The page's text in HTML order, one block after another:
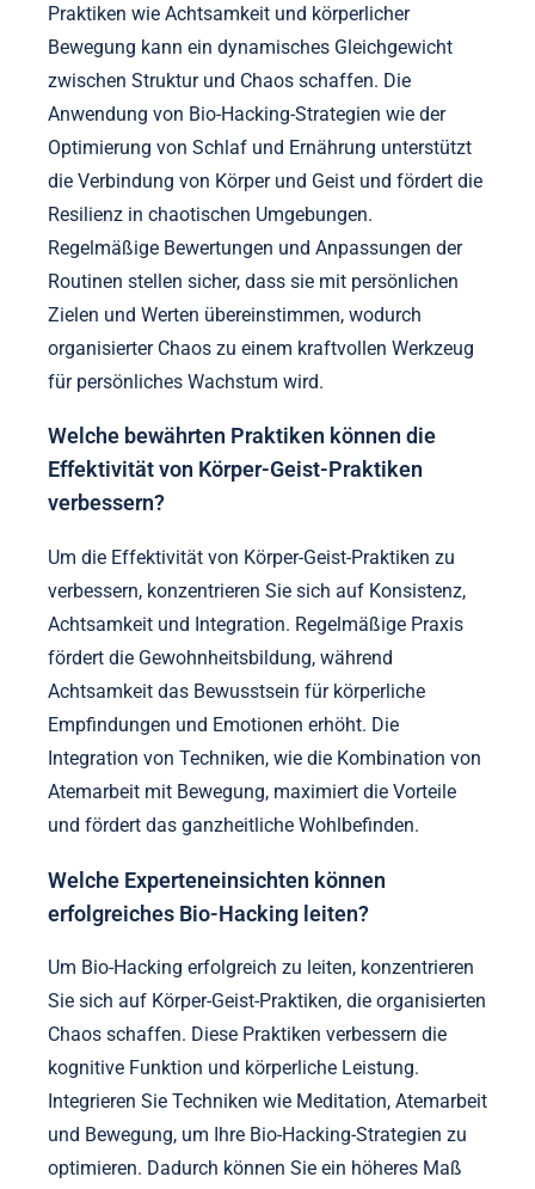
Praktiken wie Achtsamkeit und körperlicher
Bewegung kann ein dynamisches Gleichgewicht
zwischen Struktur und Chaos schaffen. Die
Anwendung von Bio-Hacking-Strategien wie der
Optimierung von Schlaf und Ernährung unterstützt
die Verbindung von Körper und Geist und fördert die
Resilienz in chaotischen Umgebungen.
Regelmäßige Bewertungen und Anpassungen der
Routinen stellen sicher, dass sie mit persönlichen
Zielen und Werten übereinstimmen, wodurch
organisierter Chaos zu einem kraftvollen Werkzeug
für persönliches Wachstum wird.
Welche bewährten Praktiken können die
Effektivität von Körper-Geist-Praktiken
verbessern?
Um die Effektivität von Körper-Geist-Praktiken zu
verbessern, konzentrieren Sie sich auf Konsistenz,
Achtsamkeit und Integration. Regelmäßige Praxis
fördert die Gewohnheitsbildung, während
Achtsamkeit das Bewusstsein für körperliche
Empfindungen und Emotionen erhöht. Die
Integration von Techniken, wie die Kombination von
Atemarbeit mit Bewegung, maximiert die Vorteile
und fördert das ganzheitliche Wohlbefinden.
Welche Experteneinsichten können
erfolgreiches Bio-Hacking leiten?
Um Bio-Hacking erfolgreich zu leiten, konzentrieren
Sie sich auf Körper-Geist-Praktiken, die organisierten
Chaos schaffen. Diese Praktiken verbessern die
kognitive Funktion und körperliche Leistung.
Integrieren Sie Techniken wie Meditation, Atemarbeit
und Bewegung, um Ihre Bio-Hacking-Strategien zu
optimieren. Dadurch können Sie ein höheres Maß